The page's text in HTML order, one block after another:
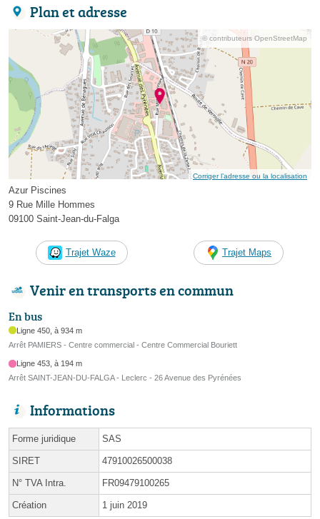
Plan et adresse
© contributeurs OpenStreetMap
Corriger l’adresse ou la localisation
Azur Piscines
9 Rue Mille Hommes
09100 Saint-Jean-du-Falga
Trajet Waze Trajet Maps
Venir en transports en commun
En bus
Ligne 450, à 934 m
Arrêt PAMIERS - Centre commercial - Centre Commercial Bouriett
Ligne 453, à 194 m
Arrêt SAINT-JEAN-DU-FALGA - Leclerc - 26 Avenue des Pyrénées
Informations
Forme juridique SAS
SIRET 47910026500038
N° TVA Intra. FR09479100265
Création 1 juin 2019